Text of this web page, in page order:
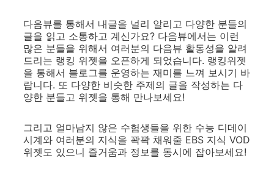
다음뷰를 통해서 내글을 널리 알리고 다양한 분들의
글을 읽고 소통하고 계신가요? 다음뷰에서는 이런
많은 분들을 위해서 여러분의 다음뷰 활동성을 알려
드리는 랭킹 위젯을 오픈하게 되었습니다. 랭킹위젯
을 통해서 블로그를 운영하는 재미를 느껴 보시기 바
랍니다. 또 다양한 비슷한 주제의 글을 작성하는 다
양한 분들고 위젯을 통해 만나보세요!
그리고 얼마남지 않은 수험생들을 위한 수능 디데이
시계와 여러분의 지식을 꽉꽉 채워줄 EBS 지식 VOD
위젯도 있으니 즐거움과 정보를 동시에 잡아보세요!